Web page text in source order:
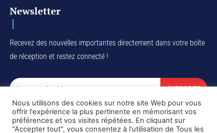
Newsletter
Recevez des nouvelles importantes directement dans votre boîte
de réception et restez connecté !
SUBSCRIBE
I've read and accept thePrivacy Policy.
Nous utilisons des cookies sur notre site Web pour vous
offrir l'expérience la plus pertinente en mémorisant vos
préférences et vos visites répétées. En cliquant sur
"Accepter tout", vous consentez à l'utilisation de Tous les